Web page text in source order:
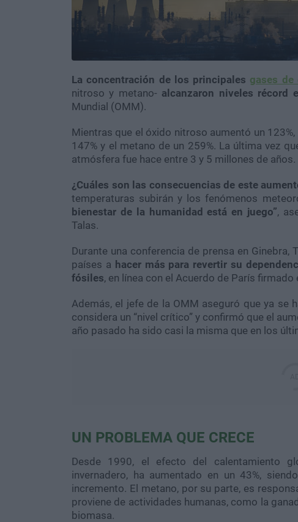
La concentración de los principales gases de
nitroso y metano- alcanzaron niveles récord
Mundial (OMM).
Mientras que el óxido nitroso aumentó un
147% y el metano de un 259%. La última vez
atmósfera fue hace entre 3 y 5 millones de años.
¿Cuáles son las consecuencias de este
temperaturas subirán y los fenómenos
bienestar de la humanidad está en juego”,
Talas.
Durante una conferencia de prensa en
países a hacer más para revertir su
fósiles, en línea con el Acuerdo de París firmado
Además, el jefe de la OMM aseguró que ya se
considera un “nivel crítico” y confirmó que el
año pasado ha sido casi la misma que en los
UN PROBLEMA QUE CRECE
Desde 1990, el efecto del calentamiento
invernadero, ha aumentado en un 43%,
incremento. El metano, por su parte, es
proviene de actividades humanas, como la
biomasa.